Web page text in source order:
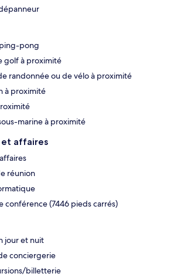
pong
golf à proximité
randonnée ou de vélo à proximité
à proximité
marine à proximité
affaires
réunion
conférence (7446 pieds carrés)
jour et nuit
conciergerie
billetterie